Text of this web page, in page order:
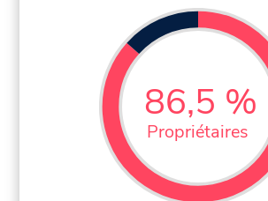
86,5 %
Propriétaires